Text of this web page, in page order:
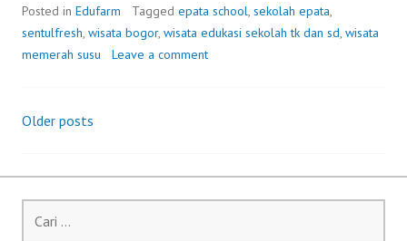
MELAKSANAKAN
WISATA
EDUKASI
Posted in Edufarm Tagged epata school, sekolah epata,
sentulfresh, wisata bogor, wisata edukasi sekolah tk dan sd, wisata
memerah susu
Leave a comment
Posts
navigation
Older posts
untuk: